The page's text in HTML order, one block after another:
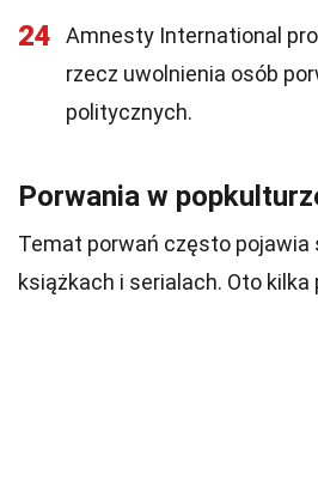
24
Amnesty International
rzecz uwolnienia osób
politycznych.
Porwania w
Temat porwań często pojawia
książkach i serialach. Oto kilka